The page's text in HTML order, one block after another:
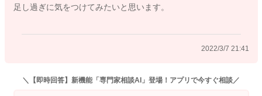
足し過ぎに気をつけてみたいと思います。
2022/3/7 21:41
＼【即時回答】新機能「専門家相談AI」登場！アプリで今すぐ相談／